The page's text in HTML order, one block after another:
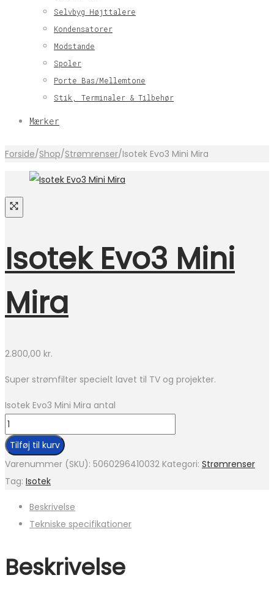
Selvbyg Højttalere
Kondensatorer
Modstande
Spoler
Porte Bas/Mellemtone
Stik, Terminaler & Tilbehør
Mærker
Forside/Shop/Strømrenser/Isotek Evo3 Mini Mira
Isotek Evo3 Mini
Mira
2.800,00 kr.
Super strømfilter specielt lavet til TV og projekter.
Isotek Evo3 Mini Mira antal
Tilføj til kurv
Varenummer (SKU): 5060296410032 Kategori: Strømrenser
Tag: Isotek
Beskrivelse
Tekniske specifikationer
Beskrivelse